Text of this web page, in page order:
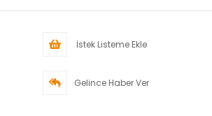
İstek Listeme Ekle
Gelince Haber Ver